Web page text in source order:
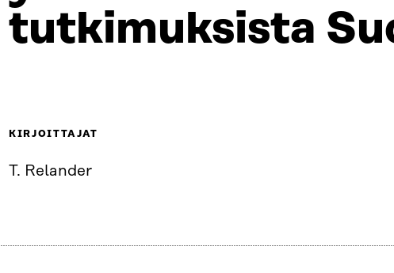
tutkimuksista
KIRJOITTAJAT
T. Relander